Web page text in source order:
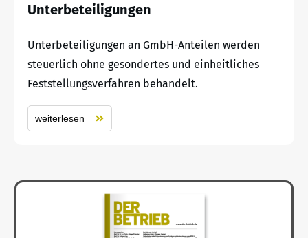
Unterbeteiligungen
Unterbeteiligungen an GmbH-Anteilen werden
steuerlich ohne gesondertes und einheitliches
Feststellungsverfahren behandelt.
weiterlesen